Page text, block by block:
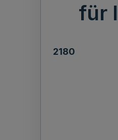
für
2180